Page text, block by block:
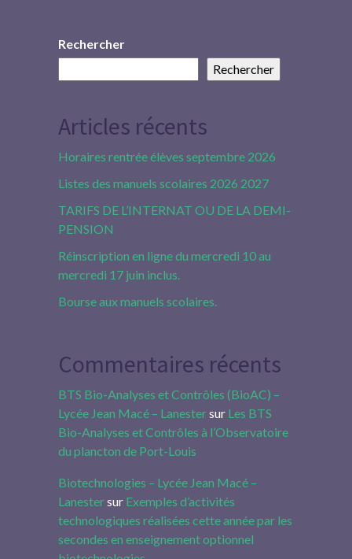
Rechercher
Rechercher
Articles récents
Horaires rentrée élèves septembre 2026
Listes des manuels scolaires 2026 2027
TARIFS DE L’INTERNAT OU DE LA DEMI-
PENSION
Réinscription en ligne du mercredi 10 au
mercredi 17 juin inclus.
Bourse aux manuels scolaires.
Commentaires récents
BTS Bio-Analyses et Contrôles (BioAC) –
Lycée Jean Macé – Lanestersur Les BTS
Bio-Analyses et Contrôles à l’Observatoire
du plancton de Port-Louis
Biotechnologies – Lycée Jean Macé –
Lanestersur Exemples d’activités
technologiques réalisées cette année par les
secondes en enseignement optionnel